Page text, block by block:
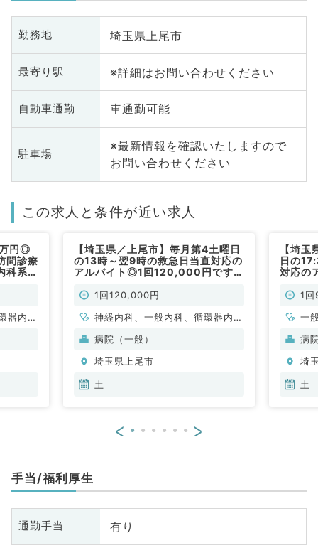
勤務地 埼玉県上尾市
最寄り駅 ※詳細はお問い合わせください
自動車通勤 車通勤可能
駐車場
※最新情報を確認いたしますので
お問い合わせください
この求人と条件が近い求人
円◎
問診療
科系／
器内
【埼玉県／上尾市】毎月第4土曜日
の13時～翌9時の救急日当直対応の
アルバイト◎1回120,000円です
1回120,000円
神経内科、一般内科、循環器内
科、呼吸器内科、消化器内科、内
内科、血液内科、膠原病科
病院（一般）
埼玉県上尾市
土
【埼
日の
対応の
1
一
病
埼
土
< >
手当/福利厚生
通勤手当 有り